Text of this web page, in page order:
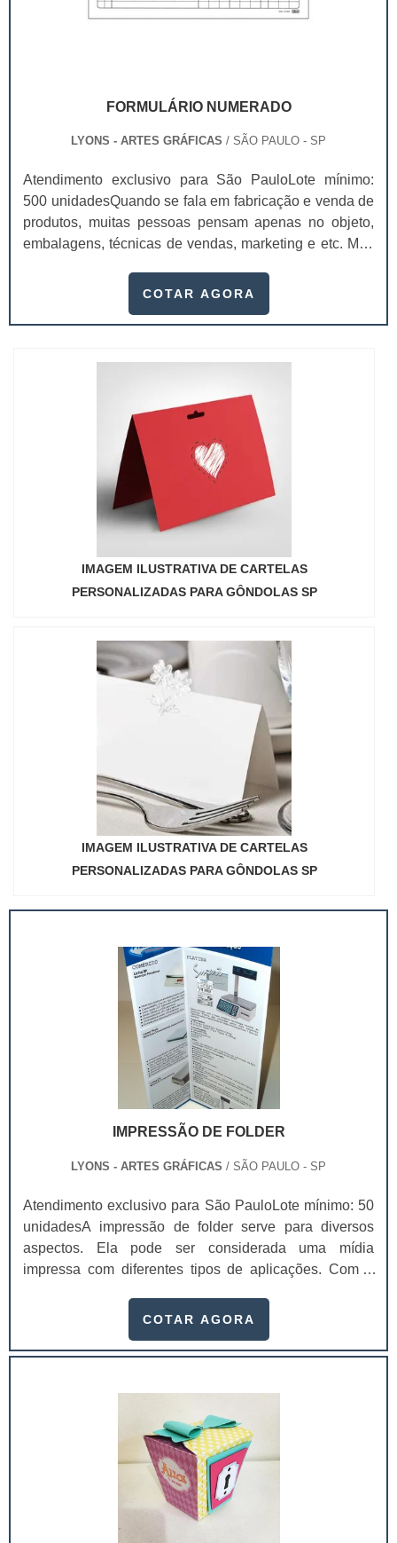
FORMULÁRIO NUMERADO
LYONS - ARTES GRÁFICAS / SÃO PAULO - SP
Atendimento exclusivo para São PauloLote mínimo:
500 unidadesQuando se fala em fabricação e venda de
produtos, muitas pessoas pensam apenas no objeto,
embalagens, técnicas de vendas, marketing e etc. Mas
e logística adequada, esses esforços podem não valer
um papel de destaque muito abrangente, pois este item,
COTAR AGORA
IMAGEM ILUSTRATIVA DE CARTELAS
PERSONALIZADAS PARA GÔNDOLAS SP
IMAGEM ILUSTRATIVA DE CARTELAS
PERSONALIZADAS PARA GÔNDOLAS SP
IMPRESSÃO DE FOLDER
LYONS - ARTES GRÁFICAS / SÃO PAULO - SP
Atendimento exclusivo para São PauloLote mínimo: 50
unidadesA impressão de folder serve para diversos
aspectos. Ela pode ser considerada uma mídia
impressa com diferentes tipos de aplicações. Com a
altamente informativo e de circulação rápida.Funções
Apresentar uma marca; Divulgar uma pessoa ou
Entre outros.No folder dá para incluir orientações e até .
COTAR AGORA